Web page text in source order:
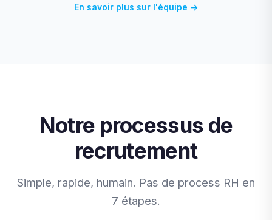
En savoir plus sur l'équipe →
Notre processus de
recrutement
Simple, rapide, humain. Pas de process RH en
7 étapes.